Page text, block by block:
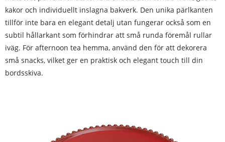
kakor och individuellt inslagna bakverk. Den unika pärlkanten
tillför inte bara en elegant detalj utan fungerar också som en
subtil hållarkant som förhindrar att små runda föremål rullar
iväg. För afternoon tea hemma, använd den för att dekorera
små snacks, vilket ger en praktisk och elegant touch till din
bordsskiva.